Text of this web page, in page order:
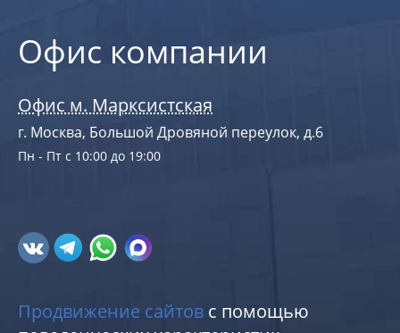
Офис компании
Офис м. Марксистская
г. Москва, Большой Дровяной переулок, д.6
Пн - Пт с 10:00 до 19:00
Продвижение сайтов с помощью